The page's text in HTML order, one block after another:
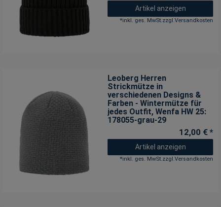
Artikel anzeigen
*inkl. ges. MwSt.zzgl.Versandkosten
Leoberg Herren
Strickmütze in
verschiedenen Designs &
Farben - Wintermütze für
jedes Outfit, Wenfa HW 25:
178055-grau-29
12,00 € *
Artikel anzeigen
*inkl. ges. MwSt.zzgl.Versandkosten